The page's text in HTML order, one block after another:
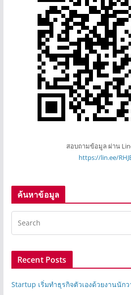
สอบถามข้อมูล ผ่าน
https://lin.ee/
ค้นหาข้อมูล
Recent Posts
Startup เริ่มทำธุรกิจตัวเองด้วยงานนัก